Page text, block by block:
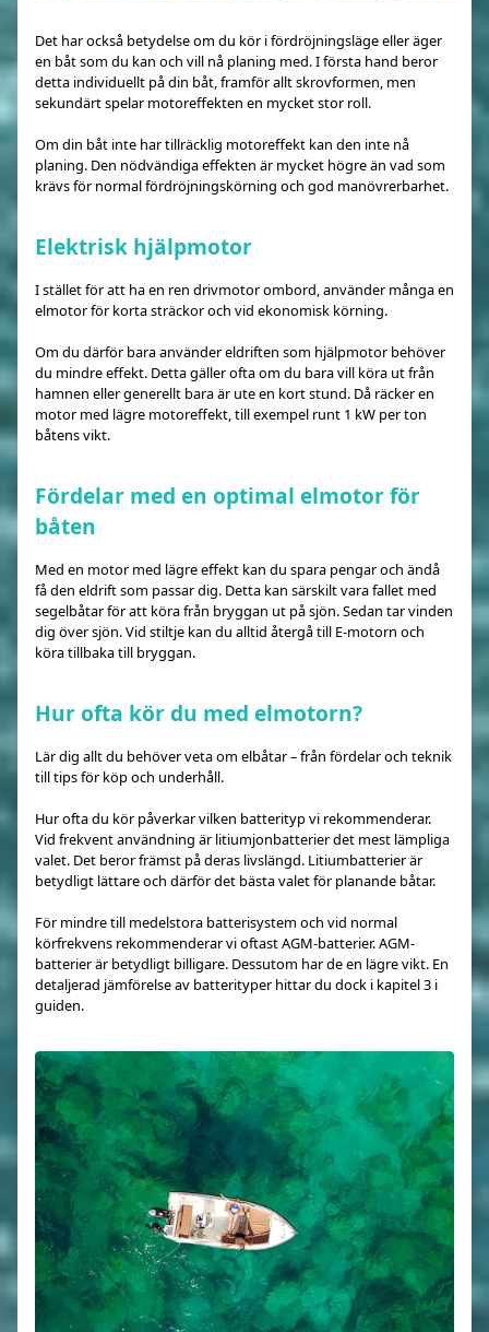
Det har också betydelse om du kör i fördröjningsläge eller äger
en båt som du kan och vill nå planing med. I första hand beror
detta individuellt på din båt, framför allt skrovformen, men
sekundärt spelar motoreffekten en mycket stor roll.
Om din båt inte har tillräcklig motoreffekt kan den inte nå
planing. Den nödvändiga effekten är mycket högre än vad som
krävs för normal fördröjningskörning och god manövrerbarhet.
Elektrisk hjälpmotor
I stället för att ha en ren drivmotor ombord, använder många en
elmotor för korta sträckor och vid ekonomisk körning.
Om du därför bara använder eldriften som hjälpmotor behöver
du mindre effekt. Detta gäller ofta om du bara vill köra ut från
hamnen eller generellt bara är ute en kort stund. Då räcker en
motor med lägre motoreffekt, till exempel runt 1 kW per ton
båtens vikt.
Fördelar med en optimal elmotor för
båten
Med en motor med lägre effekt kan du spara pengar och ändå
få den eldrift som passar dig. Detta kan särskilt vara fallet med
segelbåtar för att köra från bryggan ut på sjön. Sedan tar vinden
dig över sjön. Vid stiltje kan du alltid återgå till E-motorn och
köra tillbaka till bryggan.
Hur ofta kör du med elmotorn?
Lär dig allt du behöver veta om elbåtar – från fördelar och teknik
till tips för köp och underhåll.
Hur ofta du kör påverkar vilken batterityp vi rekommenderar.
Vid frekvent användning är litiumjonbatterier det mest lämpliga
valet. Det beror främst på deras livslängd. Litiumbatterier är
betydligt lättare och därför det bästa valet för planande båtar.
För mindre till medelstora batterisystem och vid normal
körfrekvens rekommenderar vi oftast AGM-batterier. AGM-
batterier är betydligt billigare. Dessutom har de en lägre vikt. En
detaljerad jämförelse av batterityper hittar du dock i kapitel 3 i
guiden.